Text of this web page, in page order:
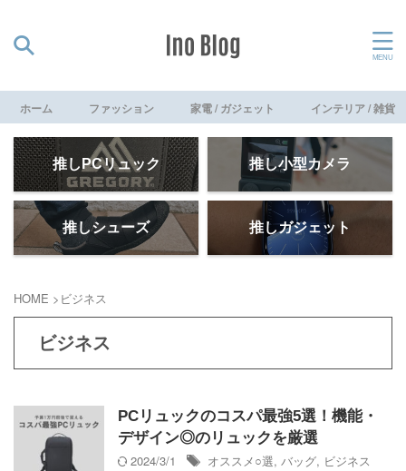
ホーム ファッション 家電 / ガジェット インテリア / 雑貨
推しPCリュック 推し小型カメラ
推しシューズ 推しガジェット
HOME > ビジネス
ビジネス
PCリュックのコスパ最強5選！機能・
デザイン◎のリュックを厳選
2024/3/1
オススメ○選, バッグ, ビジネス